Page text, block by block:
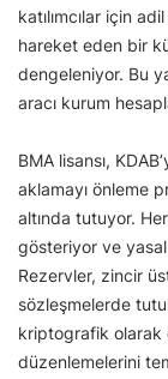
katılımcılar için
hareket eden bir
dengeleniyor. Bu
aracı kurum
BMA lisansı,
aklamayı önleme
altında tutuyor.
gösteriyor ve yasal
Rezervler, zincir
sözleşmelerde
kriptografik olarak
düzenlemelerini